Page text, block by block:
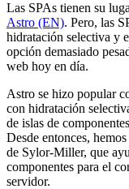
Las SPAs tienen su
Astro (EN). Pero, las
hidratación selectiva y
opción demasiado
web hoy en día.
Astro se hizo popular
con hidratación
de islas de
Desde entonces,
de Sylor-Miller, que
componentes para el
servidor.